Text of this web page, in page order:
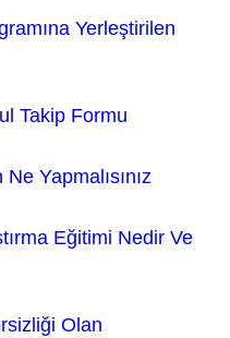
Yerleştirilen
Takip Formu
Yapmalısınız
Eğitimi Nedir Ve
Olan